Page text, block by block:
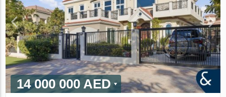
14 000 000 AED